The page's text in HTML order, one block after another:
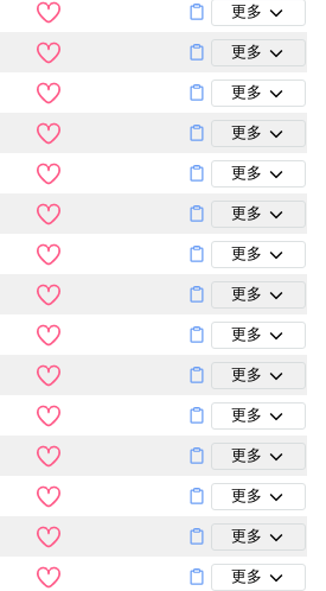
更多
更多
更多
更多
更多
更多
更多
更多
更多
更多
更多
更多
更多
更多
更多